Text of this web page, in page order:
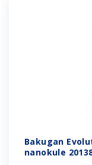
Bakugan
nanokule